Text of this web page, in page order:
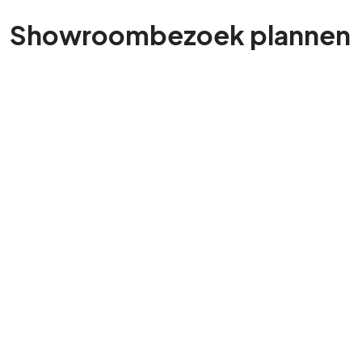
Showroombezoek plannen